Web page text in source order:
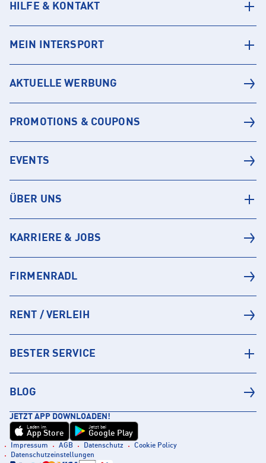
HILFE & KONTAKT
MEIN INTERSPORT
AKTUELLE WERBUNG
PROMOTIONS & COUPONS
EVENTS
ÜBER UNS
KARRIERE & JOBS
FIRMENRADL
RENT / VERLEIH
BESTER SERVICE
BLOG
JETZT APP DOWNLOADEN!
Laden im
App Store
Jetzt bei
Google Play
Impressum AGB Datenschutz
Cookie Policy
Datenschutzeinstellungen